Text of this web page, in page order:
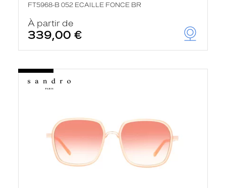
FT5968-B 052 ECAILLE FONCE BR
À partir de
339,00 €